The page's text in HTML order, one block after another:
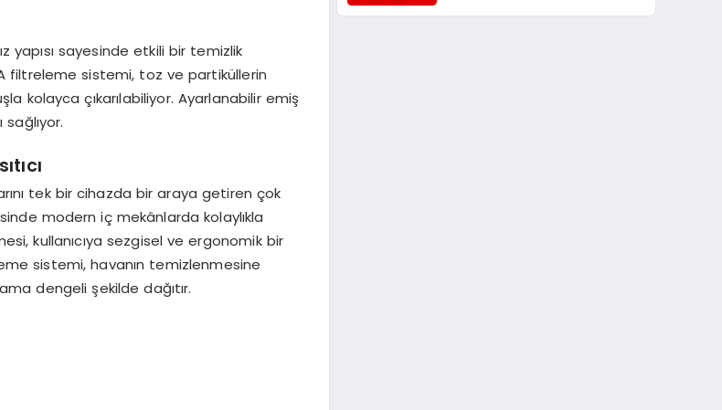
yapısı sayesinde etkili bir temizlik
filtreleme sistemi, toz ve partiküllerin
kolayca çıkarılabiliyor. Ayarlanabilir emiş
tek bir cihazda bir araya getiren çok
modern iç mekânlarda kolaylıkla
kullanıcıya sezgisel ve ergonomik bir
sistemi, havanın temizlenmesine
dengeli şekilde dağıtır.